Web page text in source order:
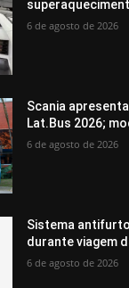
6 de agosto de 2026
Scania
Lat.Bus 2026;
6 de agosto de 2026
Sistema
durante viagem
6 de agosto de 2026